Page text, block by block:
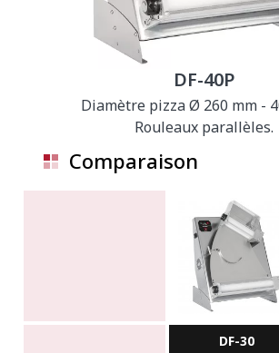
DF-40P
Diamètre pizza Ø 260 mm -
Rouleaux parallèles.
Comparaison
DF-30